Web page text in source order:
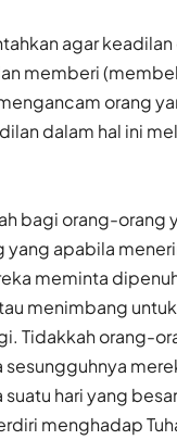
agar
memberi
orang
dalam hal ini
bagi orang-orang
yang apabila
meminta
menimbang
Tidakkah orang-
hari yang
menghadap